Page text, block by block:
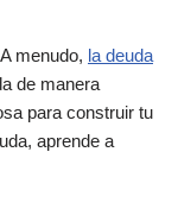
menudo, la deuda
de manera
para construir tu
aprende a